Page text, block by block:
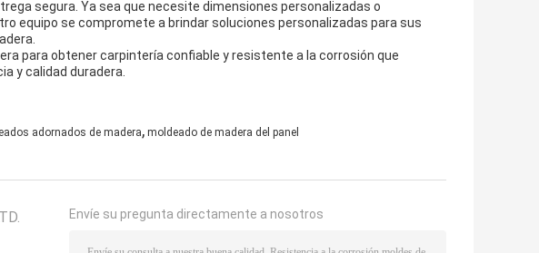
segura. Ya sea que necesite dimensiones personalizadas o
equipo se compromete a brindar soluciones personalizadas para sus
para obtener carpintería confiable y resistente a la corrosión que
y calidad duradera.
adornados de madera, moldeado de madera del panel
Envíe su pregunta directamente a nosotros